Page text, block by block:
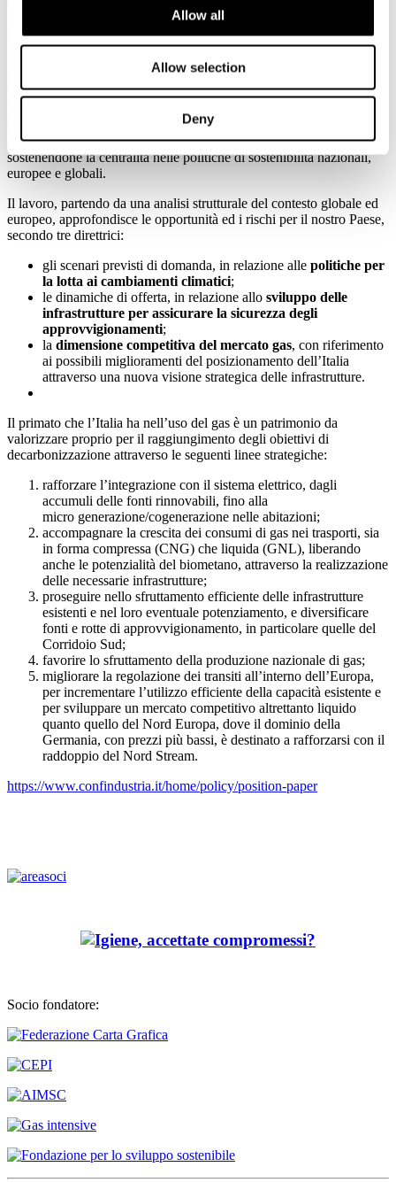
Allow all
Allow selection
Deny
Dettagli
Pubblicato: 18 Novembre 2019
Nomisma Energia
analizzare il ruolo del gas naturale nel futuro contesto energetico,
sostenendone la centralità nelle politiche di sostenibilità nazionali,
europee e globali.
Il lavoro, partendo da una analisi strutturale del contesto globale ed
europeo, approfondisce le opportunità ed i rischi per il nostro Paese,
secondo tre direttrici:
gli scenari previsti di domanda, in relazione alle politiche per
la lotta ai cambiamenti climatici;
le dinamiche di offerta, in relazione allo sviluppo delle
infrastrutture per assicurare la sicurezza degli
approvvigionamenti;
la dimensione competitiva del mercato gas, con riferimento
ai possibili miglioramenti del posizionamento dell’Italia
attraverso una nuova visione strategica delle infrastrutture.
Il primato che l’Italia ha nell’uso del gas è un patrimonio da
valorizzare proprio per il raggiungimento degli obiettivi di
decarbonizzazione attraverso le seguenti linee strategiche:
rafforzare l’integrazione con il sistema elettrico, dagli
accumuli delle fonti rinnovabili, fino alla
micro generazione/cogenerazione nelle abitazioni;
accompagnare la crescita dei consumi di gas nei trasporti, sia
in forma compressa (CNG) che liquida (GNL), liberando
anche le potenzialità del biometano, attraverso la realizzazione
delle necessarie infrastrutture;
proseguire nello sfruttamento efficiente delle infrastrutture
esistenti e nel loro eventuale potenziamento, e diversificare
fonti e rotte di approvvigionamento, in particolare quelle del
Corridoio Sud;
favorire lo sfruttamento della produzione nazionale di gas;
migliorare la regolazione dei transiti all’interno dell’Europa,
per incrementare l’utilizzo efficiente della capacità esistente e
per sviluppare un mercato competitivo altrettanto liquido
quanto quello del Nord Europa, dove il dominio della
Germania, con prezzi più bassi, è destinato a rafforzarsi con il
raddoppio del Nord Stream.
https://www.confindustria.it/home/policy/position-paper
Socio fondatore: